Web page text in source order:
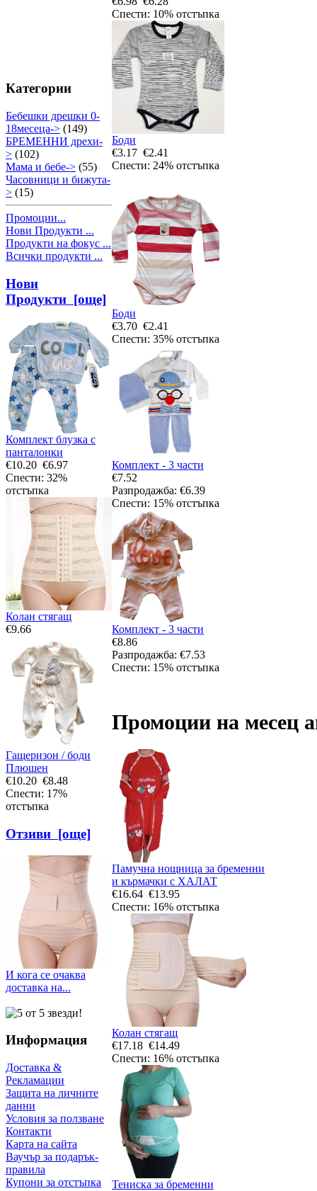
Категории
Бебешки дрешки 0-
18месеца-> (149)
БРЕМЕННИ дрехи-
> (102)
Мама и бебе-> (55)
Часовници и бижута-
> (15)
Промоции...
Нови Продукти ...
Продукти на фокус ...
Всички продукти ...
Нови
Продукти [още]
Комплект блузка с
панталонки
€10.20 €6.97
Спести: 32%
отстъпка
Колан стягащ
€9.66
Гащеризон / боди
Плюшен
€10.20 €8.48
Спести: 17%
отстъпка
Отзиви [още]
И кога се очаква
доставка на...
Информация
Доставка &
Рекламации
Защита на личните
данни
Условия за ползване
Контакти
Карта на сайта
Ваучър за подарък-
правила
Купони за отстъпка
Спести: 10% отстъпка
Боди
€3.17 €2.41
Спести: 24% отстъпка
Боди
€3.70 €2.41
Спести: 35% отстъпка
Комплект - 3 части
€7.52
Разпродажба: €6.39
Спести: 15% отстъпка
Комплект - 3 части
€8.86
Разпродажба: €7.53
Спести: 15% отстъпка
Промоции на месец
Памучна нощница за бременни
и кърмачки с ХАЛАТ
€16.64 €13.95
Спести: 16% отстъпка
Колан стягащ
€17.18 €14.49
Спести: 16% отстъпка
Тениска за бременни